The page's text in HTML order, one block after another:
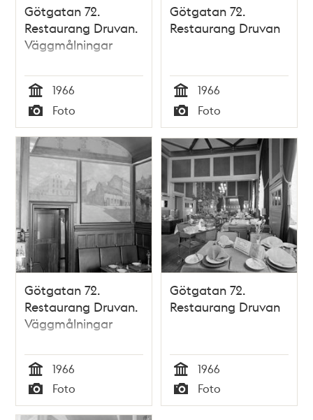
Götgatan 72.
Restaurang Druvan.
Väggmålningar
Tid
1966
Typ
Foto
Götgatan 72.
Restaurang Druvan
Tid
1966
Typ
Foto
Götgatan 72.
Restaurang Druvan.
Väggmålningar
Tid
1966
Typ
Foto
Götgatan 72.
Restaurang Druvan
Tid
1966
Typ
Foto